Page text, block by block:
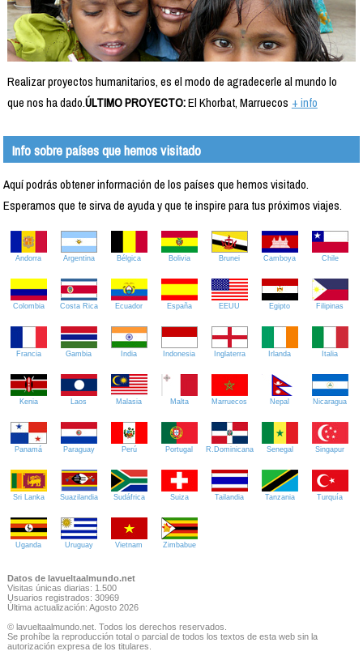
Realizar proyectos humanitarios, es el modo de agradecerle al mundo lo
que nos ha dado.ÚLTIMO PROYECTO:El Khorbat, Marruecos + info
Info sobre países que hemos visitado
Aquí podrás obtener información de los países que hemos visitado.
Esperamos que te sirva de ayuda y que te inspire para tus próximos viajes.
Andorra Argentina Bélgica Bolivia Brunei Camboya Chile
Colombia Costa Rica Ecuador España EEUU Egipto Filipinas
Francia Gambia India Indonesia Inglaterra Irlanda Italia
Kenia Laos Malasia Malta Marruecos Nepal Nicaragua
Panamá Paraguay Perú Portugal R.Dominicana Senegal Singapur
Sri Lanka Suazilandia Sudáfrica Suiza Tailandia Tanzania Turquía
Uganda Uruguay Vietnam Zimbabue
Datos de lavueltaalmundo.net
Visitas únicas diarias: 1.500
Usuarios registrados: 30969
Última actualización: Agosto 2026
© lavueltaalmundo.net. Todos los derechos reservados.
Se prohíbe la reproducción total o parcial de todos los textos de esta web sin la
autorización expresa de los titulares.